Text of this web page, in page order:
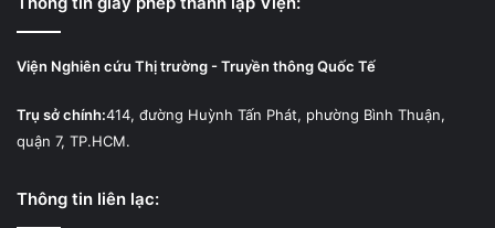
Viện Nghiên cứu Thị trường - Truyền thông Quốc Tế
Trụ sở chính:414, đường Huỳnh Tấn Phát, phường Bình Thuận,
quận 7, TP.HCM.
Thông tin liên lạc: